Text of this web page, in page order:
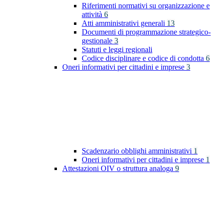
Riferimenti normativi su organizzazione e
attività 6
Atti amministrativi generali 13
Documenti di programmazione strategico-
gestionale 3
Statuti e leggi regionali
Codice disciplinare e codice di condotta 6
Oneri informativi per cittadini e imprese 3
Scadenzario obblighi amministrativi 1
Oneri informativi per cittadini e imprese 1
Attestazioni OIV o struttura analoga 9